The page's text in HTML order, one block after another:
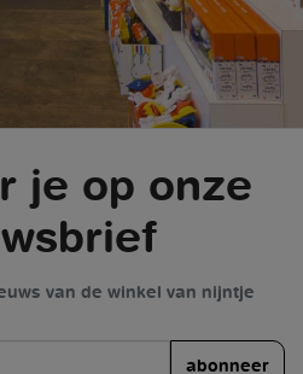
je op onze
van de winkel van nijntje
abonneer